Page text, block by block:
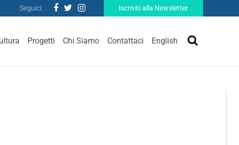
Seguici: Iscriviti alla Newsletter
Progetti Chi Siamo Contattaci English